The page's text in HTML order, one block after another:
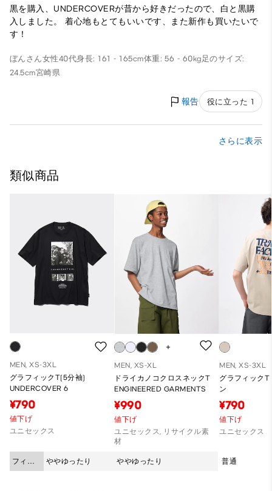
黒を購入、UNDERCOVERが昔から好きだったので、白と黒購
入しました。 着心地もとてもいいです、また新作も買いたいで
す！
ぼんさん女性40代身長: 161 - 165cm体重: 56 - 60kg足のサイズ:
24.5cm宮崎県
報告 役に立った 1
さらに表示
類似商品
MEN, XS-3XL
グラフィックT(5分袖)
UNDERCOVER 6
¥790
値下げ
ユニセックス
フィッ
ト
ややゆったり
MEN, XS-XL
ドライカノコクロスネックT
ENGINEERED GARMENTS
¥990
値下げ
ユニセックス, リサイクル素
材
ややゆったり
MEN, XS-3XL
グラフィックT
ン
¥790
値下げ
ユニセックス
普通